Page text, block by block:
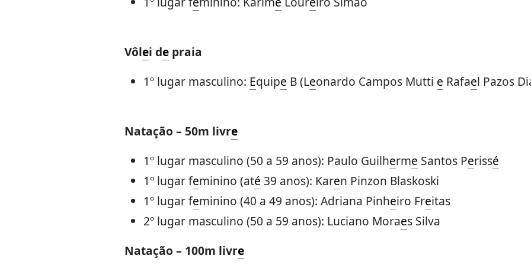
Vôlei depraia
1º lugar masculino: Equipe B (Leonardo Campos Mutti e Rafael Pazos
Natação – 50m livre
1º lugar masculino (50 a 59 anos): Paulo Guilherme Santos Perissé
1º lugar feminino (até 39 anos): Karen Pinzon Blaskoski
1º lugar feminino (40 a 49 anos): Adriana Pinheiro Freitas
2º lugar masculino (50 a 59 anos): Luciano Moraes Silva
Natação – 100m livre